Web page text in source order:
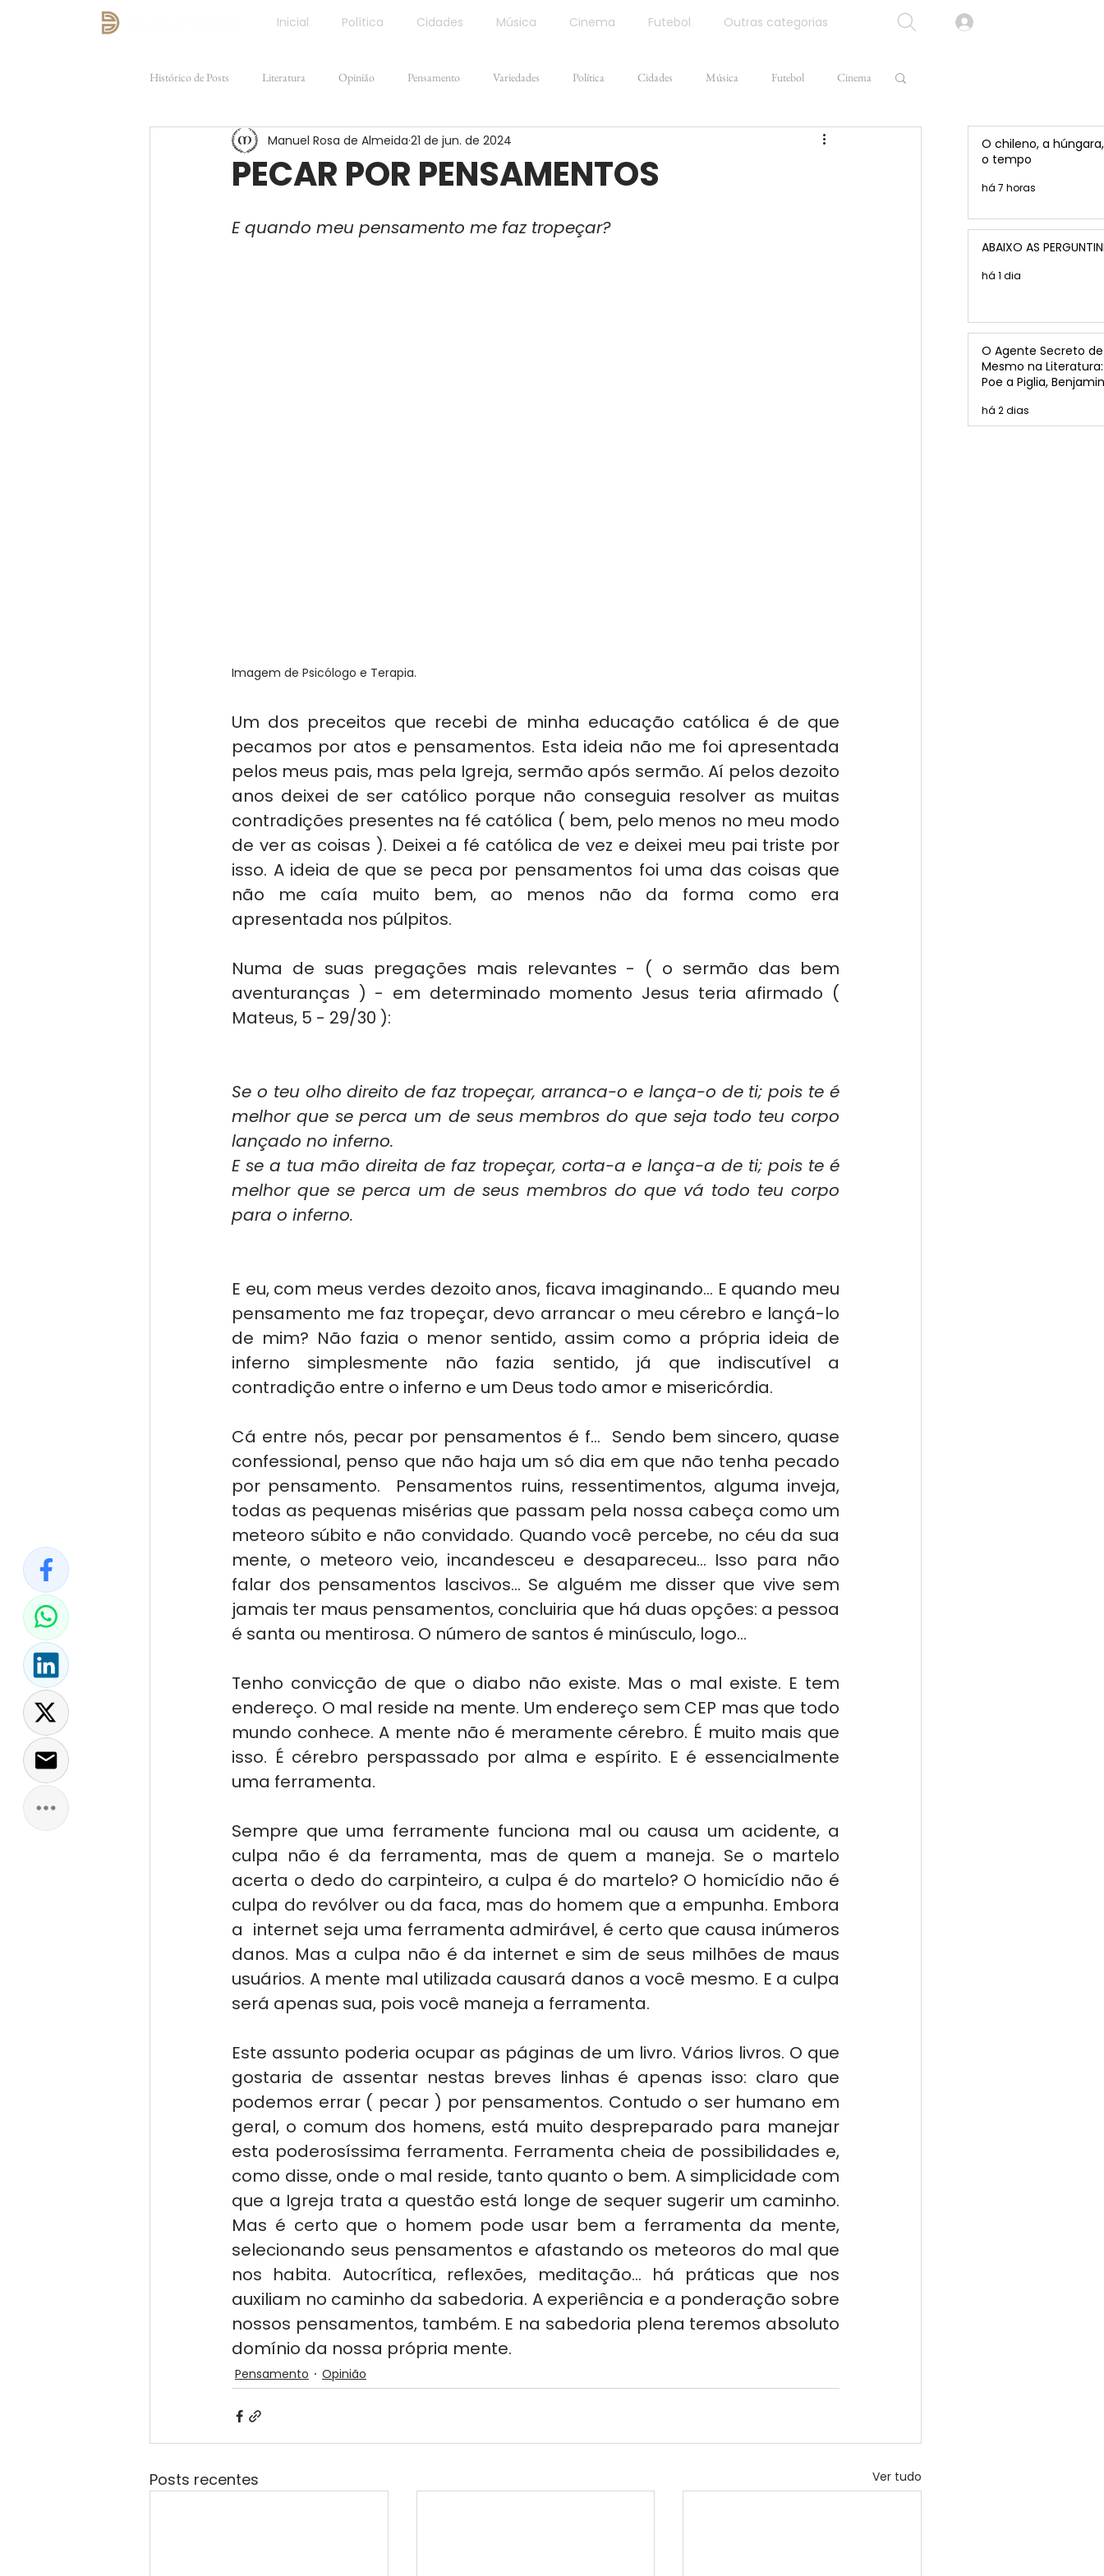
Inicial Política Cidades Música Cinema Futebol Outras categorias
Histórico de Posts Literatura Opinião Pensamento Variedades Política Cidades Música Futebol Cinema
Direito e Justiça FILOSOFIA
PECAR POR PENSAMENTOS
Manuel Rosa de Almeida 21 de jun. de 2024
E quando meu pensamento me faz tropeçar?
Imagem de Psicólogo e Terapia.
Um dos preceitos que recebi de minha educação católica é de que
pecamos por atos e pensamentos. Esta ideia não me foi apresentada
pelos meus pais, mas pela Igreja, sermão após sermão. Aí pelos dezoito
anos deixei de ser católico porque não conseguia resolver as muitas
contradições presentes na fé católica ( bem, pelo menos no meu modo
de ver as coisas ). Deixei a fé católica de vez e deixei meu pai triste por
isso. A ideia de que se peca por pensamentos foi uma das coisas que
não me caía muito bem, ao menos não da forma como era
apresentada nos púlpitos.
Numa de suas pregações mais relevantes - ( o sermão das bem
aventuranças ) - em determinado momento Jesus teria afirmado (
Mateus, 5 - 29/30 ):
Se o teu olho direito de faz tropeçar, arranca-o e lança-o de ti; pois te é
melhor que se perca um de seus membros do que seja todo teu corpo
lançado no inferno.
E se a tua mão direita de faz tropeçar, corta-a e lança-a de ti; pois te é
melhor que se perca um de seus membros do que vá todo teu corpo
para o inferno.
E eu, com meus verdes dezoito anos, ficava imaginando... E quando meu
pensamento me faz tropeçar, devo arrancar o meu cérebro e lançá-lo
de mim? Não fazia o menor sentido, assim como a própria ideia de
inferno simplesmente não fazia sentido, já que indiscutível a
contradição entre o inferno e um Deus todo amor e misericórdia.
Cá entre nós, pecar por pensamentos é f...  Sendo bem sincero, quase
confessional, penso que não haja um só dia em que não tenha pecado
por pensamento.  Pensamentos ruins, ressentimentos, alguma inveja,
todas as pequenas misérias que passam pela nossa cabeça como um
meteoro súbito e não convidado. Quando você percebe, no céu da sua
mente, o meteoro veio, incandesceu e desapareceu... Isso para não
falar dos pensamentos lascivos... Se alguém me disser que vive sem
jamais ter maus pensamentos, concluiria que há duas opções: a pessoa
é santa ou mentirosa. O número de santos é minúsculo, logo...
Tenho convicção de que o diabo não existe. Mas o mal existe. E tem
endereço. O mal reside na mente. Um endereço sem CEP mas que todo
mundo conhece. A mente não é meramente cérebro. É muito mais que
isso. É cérebro perspassado por alma e espírito. E é essencialmente
uma ferramenta.
Sempre que uma ferramente funciona mal ou causa um acidente, a
culpa não é da ferramenta, mas de quem a maneja. Se o martelo
acerta o dedo do carpinteiro, a culpa é do martelo? O homicídio não é
culpa do revólver ou da faca, mas do homem que a empunha. Embora
a  internet seja uma ferramenta admirável, é certo que causa inúmeros
danos. Mas a culpa não é da internet e sim de seus milhões de maus
usuários. A mente mal utilizada causará danos a você mesmo. E a culpa
será apenas sua, pois você maneja a ferramenta.
Este assunto poderia ocupar as páginas de um livro. Vários livros. O que
gostaria de assentar nestas breves linhas é apenas isso: claro que
podemos errar ( pecar ) por pensamentos. Contudo o ser humano em
geral, o comum dos homens, está muito despreparado para manejar
esta poderosíssima ferramenta. Ferramenta cheia de possibilidades e,
como disse, onde o mal reside, tanto quanto o bem. A simplicidade com
que a Igreja trata a questão está longe de sequer sugerir um caminho.
Mas é certo que o homem pode usar bem a ferramenta da mente,
selecionando seus pensamentos e afastando os meteoros do mal que
nos habita. Autocrítica, reflexões, meditação... há práticas que nos
auxiliam no caminho da sabedoria. A experiência e a ponderação sobre
nossos pensamentos, também. E na sabedoria plena teremos absoluto
domínio da nossa própria mente.
Pensamento Opinião
Posts recentes Ver tudo
O chileno, a
o tempo
há 7 horas
ABAIXO AS
há 1 dia
O Agente Secreto de
Mesmo na
Poe a Piglia,
há 2 dias